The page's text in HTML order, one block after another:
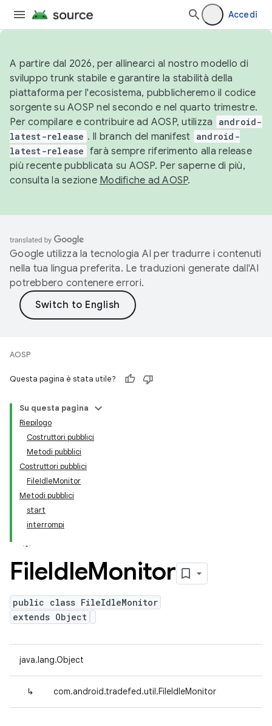
Accedi
A partire dal 2026, per allinearci al nostro modello di
sviluppo trunk stabile e garantire la stabilità della
piattaforma per l'ecosistema, pubblicheremo il codice
sorgente su AOSP nel secondo e nel quarto trimestre.
Per compilare e contribuire ad AOSP, utilizza
android-
latest-release . Il branch del manifest android-
latest-release farà sempre riferimento alla release
più recente pubblicata su AOSP. Per saperne di più,
consulta la sezione Modifiche ad AOSP.
Google utilizza la tecnologia AI per tradurre i contenuti
nella tua lingua preferita. Le traduzioni generate dall'AI
potrebbero contenere errori.
AOSP
Questa pagina è stata utile?
Su questa pagina
Riepilogo
Costruttori pubblici
Metodi pubblici
Costruttori pubblici
FileIdleMonitor
Metodi pubblici
start
interrompi
FileIdleMonitor
public class FileIdleMonitor
extends Object
java.lang.Object
↳ com.android.tradefed.util.FileIdleMonitor